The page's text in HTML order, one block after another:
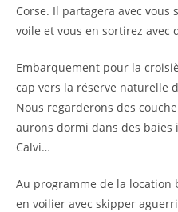
Corse. Il partagera avec vous
voile et vous en sortirez avec
Embarquement pour la
cap vers la réserve naturelle
Nous regarderons des
aurons dormi dans des baies
Calvi…
Au programme de la location
en voilier avec skipper